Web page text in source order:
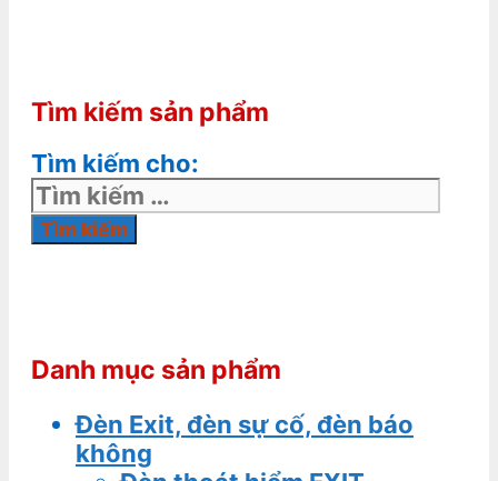
Tìm kiếm sản phẩm
Tìm kiếm cho:
Danh mục sản phẩm
Đèn Exit, đèn sự cố, đèn báo
không